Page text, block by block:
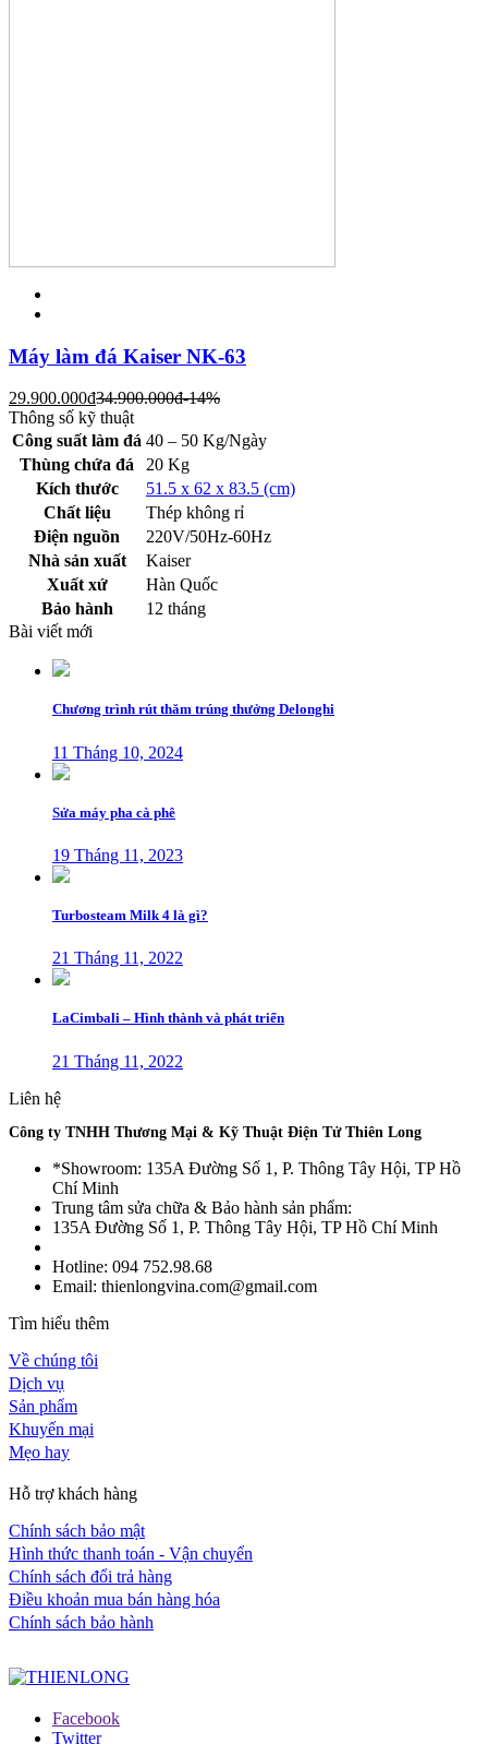
Máy làm đá Kaiser NK-63
29.900.000đ34.900.000đ-14%
Thông số kỹ thuật
Công suất làm đá 40 – 50 Kg/Ngày
Thùng chứa đá
20 Kg
Kích thước
51.5 x 62 x 83.5 (cm)
Chất liệu
Thép không rỉ
Điện nguồn
220V/50Hz-60Hz
Nhà sản xuất
Kaiser
Xuất xứ
Hàn Quốc
Bảo hành
12 tháng
Bài viết mới
Chương trình rút thăm trúng thưởng Delonghi
11 Tháng 10, 2024
Sửa máy pha cà phê
19 Tháng 11, 2023
Turbosteam Milk 4 là gì?
21 Tháng 11, 2022
LaCimbali – Hình thành và phát triển
21 Tháng 11, 2022
Liên hệ
Công ty TNHH Thương Mại & Kỹ Thuật Điện Tử Thiên Long
*Showroom: 135A Đường Số 1, P. Thông Tây Hội, TP Hồ
Chí Minh
Trung tâm sửa chữa & Bảo hành sản phẩm:
135A Đường Số 1, P. Thông Tây Hội, TP Hồ Chí Minh
Hotline: 094 752.98.68
Email: thienlongvina.com@gmail.com
Tìm hiểu thêm
Về chúng tôi
Dịch vụ
Sản phẩm
Khuyến mại
Mẹo hay
Hỗ trợ khách hàng
Chính sách bảo mật
Hình thức thanh toán - Vận chuyển
Chính sách đổi trả hàng
Điều khoản mua bán hàng hóa
Chính sách bảo hành
Facebook
Twitter